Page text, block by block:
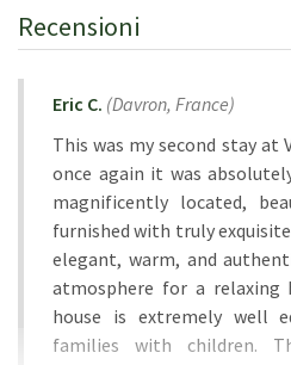
Recensioni
Eric C. (Davron, France)
This was my second stay at
once again it was
magnificently located,
furnished with truly
elegant, warm, and
atmosphere for a relaxing
house is extremely well
families with children.